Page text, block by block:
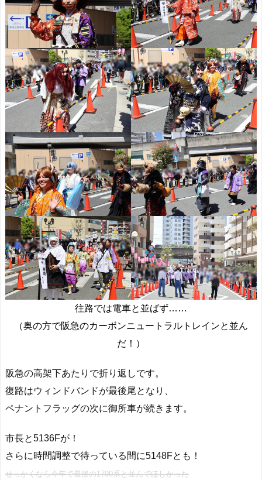
往路では電車と並ばず……
（奥の方で阪急のカーボンニュートラルトレインと並ん
だ！）
阪急の高架下あたりで折り返しです。
復路はウィンドバンドが最後尾となり、
ペナントフラッグの次に御所車が続きます。
市長と5136Fが！
さらに時間調整で待っている間に5148Fとも！
せっかくなら今年で最後の1700系と並んでほしかった